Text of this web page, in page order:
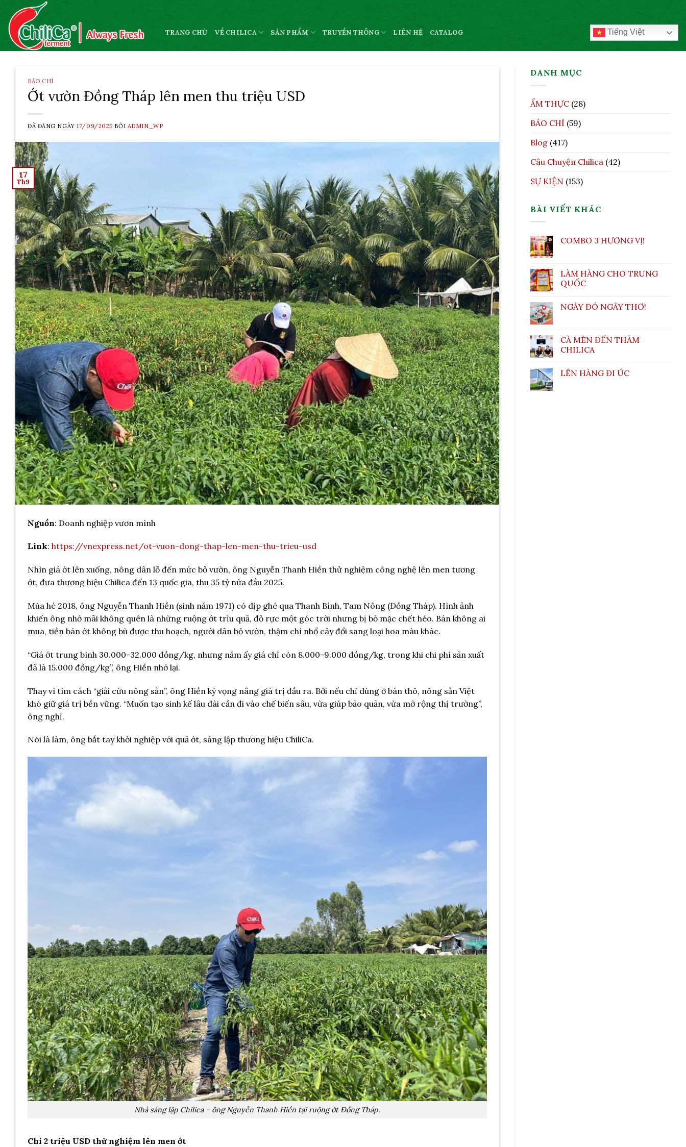
content
TRANG CHỦ VỀ CHILICA SẢN PHẨM TRUYỀN THÔNG LIÊN HỆ CATALOG Tiếng Việt
BÁO CHÍ
Ớt vườn Đồng Tháp lên men thu triệu USD
ĐÃ ĐĂNG NGÀY17/09/2025 BỞI ADMIN_WP
17
Th9
Nguồn: Doanh nghiệp vươn mình
Link: https://vnexpress.net/ot-vuon-dong-thap-len-men-thu-trieu-usd
Nhìn giá ớt lên xuống, nông dân lỗ đến mức bỏ vườn, ông Nguyễn Thanh Hiền thử nghiệm công nghệ lên men tương
ớt, đưa thương hiệu Chilica đến 13 quốc gia, thu 35 tỷ nửa đầu 2025.
Mùa hè 2018, ông Nguyễn Thanh Hiền (sinh năm 1971) có dịp ghé qua Thanh Bình, Tam Nông (Đồng Tháp). Hình ảnh
khiến ông nhớ mãi không quên là những ruộng ớt trĩu quả, đỏ rực một góc trời nhưng bị bỏ mặc chết héo. Bán không ai
mua, tiền bán ớt không bù được thu hoạch, người dân bỏ vườn, thậm chí nhổ cây đổi sang loại hoa màu khác.
“Giá ớt trung bình 30.000-32.000 đồng/kg, nhưng năm ấy giá chỉ còn 8.000-9.000 đồng/kg, trong khi chi phí sản xuất
đã là 15.000 đồng/kg”, ông Hiền nhớ lại.
Thay vì tìm cách “giải cứu nông sản”, ông Hiền kỳ vọng nâng giá trị đầu ra. Bởi nếu chỉ dùng ở bán thô, nông sản Việt
khó giữ giá trị bền vững. “Muốn tạo sinh kế lâu dài cần đi vào chế biến sâu, vừa giúp bảo quản, vừa mở rộng thị trường”,
ông nghĩ.
Nói là làm, ông bắt tay khởi nghiệp với quả ớt, sáng lập thương hiệu ChiliCa.
Nhà sáng lập Chilica – ông Nguyễn Thanh Hiền tại ruộng ớt Đồng Tháp.
Chi 2 triệu USD thử nghiệm lên men ớt
DANH MỤC
ẨM THỰC (28)
BÁO CHÍ (59)
Blog (417)
Câu Chuyện Chilica (42)
SỰ KIỆN (153)
BÀI VIẾT KHÁC
COMBO 3 HƯƠNG VỊ!
LÀM HÀNG CHO TRUNG
QUỐC
NGÀY ĐÓ NGÂY THƠ!
CÀ MÈN ĐẾN THĂM
CHILICA
LÊN HÀNG ĐI ÚC